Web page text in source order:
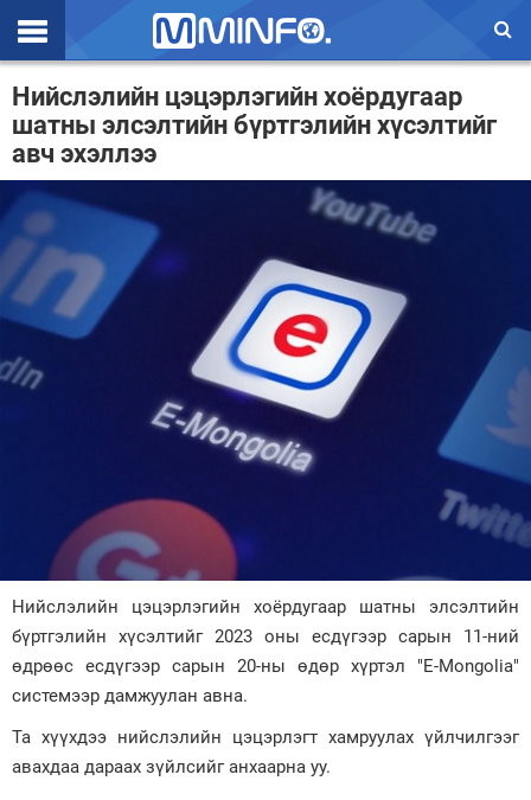
Эхлэл
Цаг агаар
Валют ханш
Улс төр
Эдийн засаг
Үзэл бодол
Спорт
Энтертайнмэнт
Зурхай
Нийслэлийн цэцэрлэгийн хоёрдугаар
шатны элсэлтийн бүртгэлийн хүсэлтийг
авч эхэллээ
Нийслэлийн цэцэрлэгийн хоёрдугаар шатны элсэлтийн
бүртгэлийн хүсэлтийг 2023 оны есдүгээр сарын 11-ний
өдрөөс есдүгээр сарын 20-ны өдөр хүртэл "Е-Mongolia"
системээр дамжуулан авна.
Та хүүхдээ нийслэлийн цэцэрлэгт хамруулах үйлчилгээг
авахдаа дараах зүйлсийг анхаарна уу.